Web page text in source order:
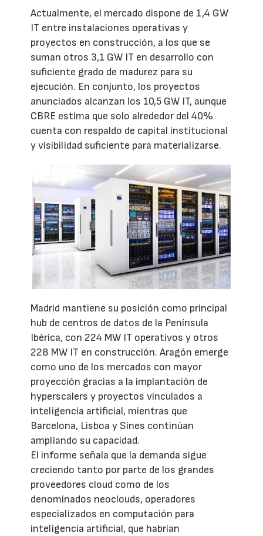
Actualmente, el mercado dispone de 1,4 GW
IT entre instalaciones operativas y
proyectos en construcción, a los que se
suman otros 3,1 GW IT en desarrollo con
suficiente grado de madurez para su
ejecución. En conjunto, los proyectos
anunciados alcanzan los 10,5 GW IT, aunque
CBRE estima que solo alrededor del 40%
cuenta con respaldo de capital institucional
y visibilidad suficiente para materializarse.
Madrid mantiene su posición como principal
hub de centros de datos de la Península
Ibérica, con 224 MW IT operativos y otros
228 MW IT en construcción. Aragón emerge
como uno de los mercados con mayor
proyección gracias a la implantación de
hyperscalers y proyectos vinculados a
inteligencia artificial, mientras que
Barcelona, Lisboa y Sines continúan
ampliando su capacidad.
El informe señala que la demanda sigue
creciendo tanto por parte de los grandes
proveedores cloud como de los
denominados neoclouds, operadores
especializados en computación para
inteligencia artificial, que habrían